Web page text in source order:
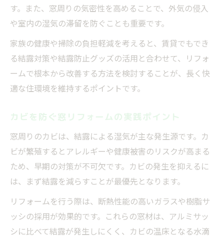
す。また、窓周りの気密性を高めることで、外気の侵入
や室内の湿気の滞留を防ぐことも重要です。
家族の健康や掃除の負担軽減を考えると、賃貸でもでき
る結露対策や結露防止グッズの活用と合わせて、リフォ
ームで根本から改善する方法を検討することが、長く快
適な住環境を維持するポイントです。
カビを防ぐ窓リフォームの実践ポイント
窓周りのカビは、結露による湿気が主な発生源です。カ
ビが繁殖するとアレルギーや健康被害のリスクが高まる
ため、早期の対策が不可欠です。カビの発生を抑えるに
は、まず結露を減らすことが最優先となります。
リフォームを行う際は、断熱性能の高いガラスや樹脂サ
ッシの採用が効果的です。これらの窓材は、アルミサッ
シに比べて結露が発生しにくく、カビの温床となる水滴